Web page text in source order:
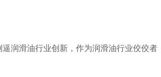
润滑油行业创新，作为润滑油行业佼佼者